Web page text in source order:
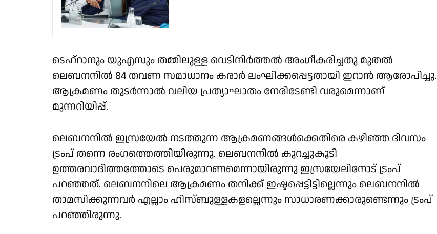
ടെഹ്‌റാനും യുഎസും തമ്മിലുള്ള വെടിനിര്‍ത്തല്‍ അംഗീകരിച്ചതു മുതല്‍
ലെബനനില്‍ 84 തവണ സമാധാനം കരാര്‍ ലംഘിക്കപ്പെട്ടതായി ഇറാന്‍ ആരോപിച്ചു.
ആക്രമണം തുടര്‍ന്നാല്‍ വലിയ പ്രത്യാഘാതം നേരിടേണ്ടി വരുമെന്നാണ്
മുന്നറിയിപ്പ്.
ലെബനനില്‍ ഇസ്രയേല്‍ നടത്തുന്ന ആക്രമണങ്ങള്‍ക്കെതിരെ കഴിഞ്ഞ ദിവസം
ട്രംപ് തന്നെ രംഗത്തെത്തിയിരുന്നു. ലെബനനില്‍ കുറച്ചുകൂടി
ഉത്തരവാദിത്തത്തോടെ പെരുമാറണമെന്നായിരുന്നു ഇസ്രയേലിനോട് ട്രംപ്
പറഞ്ഞത്. ലെബനനിലെ ആക്രമണം തനിക്ക് ഇഷ്ടപ്പെട്ടിട്ടില്ലെന്നും ലെബനനില്‍
താമസിക്കുന്നവര്‍ എല്ലാം ഹിസ്ബുള്ളകളല്ലെന്നും സാധാരണക്കാരുണ്ടെന്നും ട്രംപ്
പറഞ്ഞിരുന്നു.